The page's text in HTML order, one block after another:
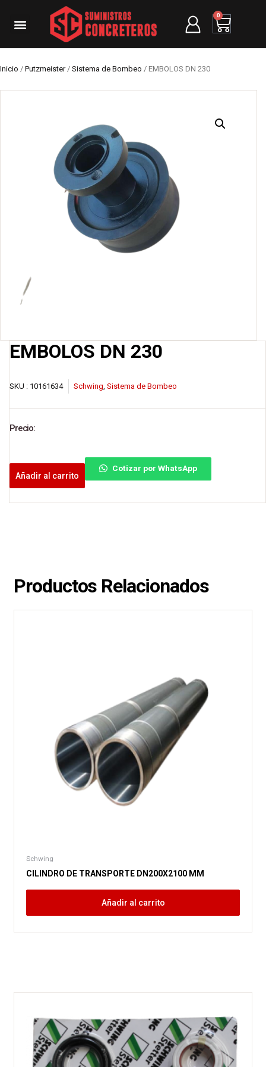
0
Inicio / Putzmeister/ Sistema de Bombeo / EMBOLOS DN 230
EMBOLOS DN 230
SKU : 10161634 Schwing Sistema de Bombeo
Precio:
Añadir al carrito
Cotizar por WhatsApp
Productos Relacionados
Schwing
CILINDRO DE TRANSPORTE DN200X2100 MM
Añadir al carrito